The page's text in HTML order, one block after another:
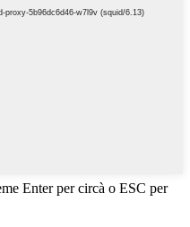
Enter per circà o ESC per